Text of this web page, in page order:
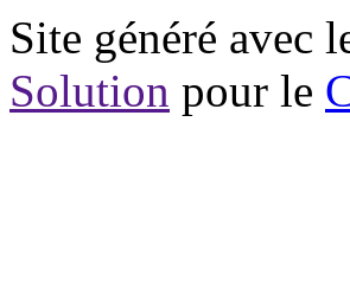
Site généré avec
Solution pour le